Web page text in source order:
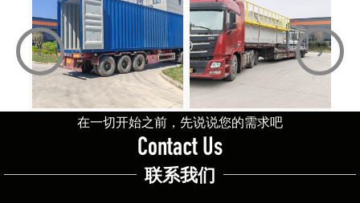
‹ ›
在一切开始之前，先说说您的需求吧
Contact Us
联系我们